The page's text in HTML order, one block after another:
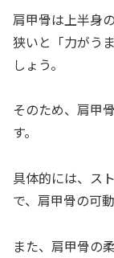
肩甲骨は上半身
狭いと「力がう
しょう。
そのため、肩甲
す。
具体的には、ス
で、肩甲骨の可
また、肩甲骨の